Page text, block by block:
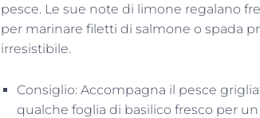
pesce. Le sue note di limone regalano
per marinare filetti di salmone o spada
irresistibile.
Consiglio: Accompagna il pesce
qualche foglia di basilico fresco per